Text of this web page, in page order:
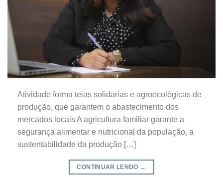
Atividade forma teias solidarias e agroecológicas de
produção, que garantem o abastecimento dos
mercados locais A agricultura familiar garante a
segurança alimentar e nutricional da população, a
sustentabilidade da produção […]
CONTINUAR LENDO →